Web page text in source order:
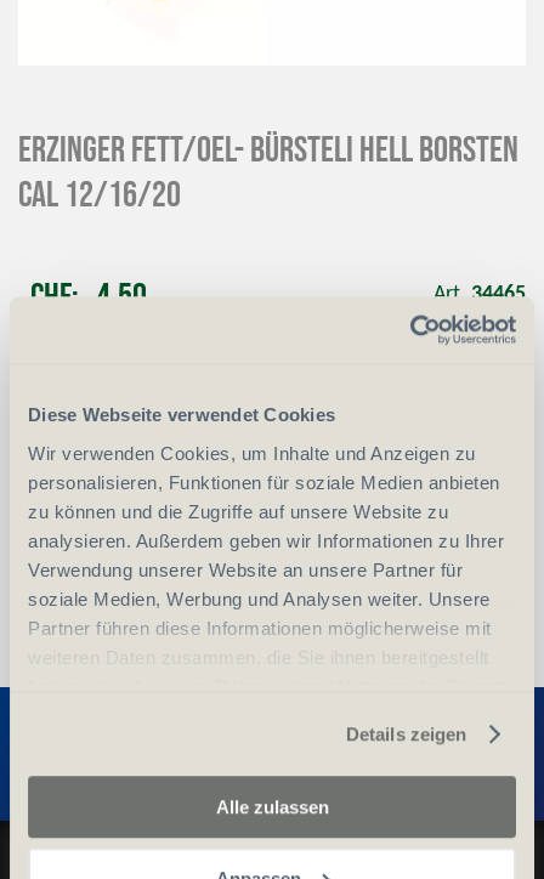
Diese Webseite verwendet Cookies
Wir verwenden Cookies, um Inhalte und Anzeigen zu
personalisieren, Funktionen für soziale Medien anbieten
zu können und die Zugriffe auf unsere Website zu
analysieren. Außerdem geben wir Informationen zu Ihrer
Verwendung unserer Website an unsere Partner für
soziale Medien, Werbung und Analysen weiter. Unsere
Partner führen diese Informationen möglicherweise mit
weiteren Daten zusammen, die Sie ihnen bereitgestellt
Details zeigen
Alle zulassen
ERZINGER Fett/Oel- Bürsteli hell Borsten
cal 12/16/20
CHF 4.50 Art. 34465
vergleichen In den Warenkorb
Datenschutz und Cookie-Richtlinien